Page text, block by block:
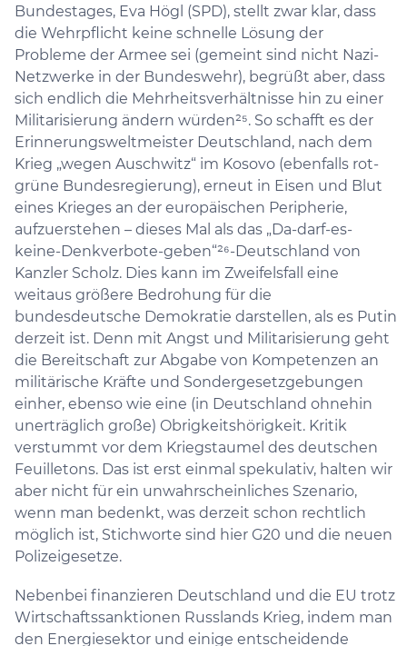
Bundestages, Eva Högl (SPD), stellt zwar klar, dass
die Wehrpflicht keine schnelle Lösung der
Probleme der Armee sei (gemeint sind nicht Nazi-
Netzwerke in der Bundeswehr), begrüßt aber, dass
sich endlich die Mehrheitsverhältnisse hin zu einer
Militarisierung ändern würden²⁵. So schafft es der
Erinnerungsweltmeister Deutschland, nach dem
Krieg „wegen Auschwitz“ im Kosovo (ebenfalls rot-
grüne Bundesregierung), erneut in Eisen und Blut
eines Krieges an der europäischen Peripherie,
aufzuerstehen – dieses Mal als das „Da-darf-es-
keine-Denkverbote-geben“²⁶-Deutschland von
Kanzler Scholz. Dies kann im Zweifelsfall eine
weitaus größere Bedrohung für die
bundesdeutsche Demokratie darstellen, als es Putin
derzeit ist. Denn mit Angst und Militarisierung geht
die Bereitschaft zur Abgabe von Kompetenzen an
militärische Kräfte und Sondergesetzgebungen
einher, ebenso wie eine (in Deutschland ohnehin
unerträglich große) Obrigkeitshörigkeit. Kritik
verstummt vor dem Kriegstaumel des deutschen
Feuilletons. Das ist erst einmal spekulativ, halten wir
aber nicht für ein unwahrscheinliches Szenario,
wenn man bedenkt, was derzeit schon rechtlich
möglich ist, Stichworte sind hier G20 und die neuen
Polizeigesetze.
Nebenbei finanzieren Deutschland und die EU trotz
Wirtschaftssanktionen Russlands Krieg, indem man
den Energiesektor und einige entscheidende